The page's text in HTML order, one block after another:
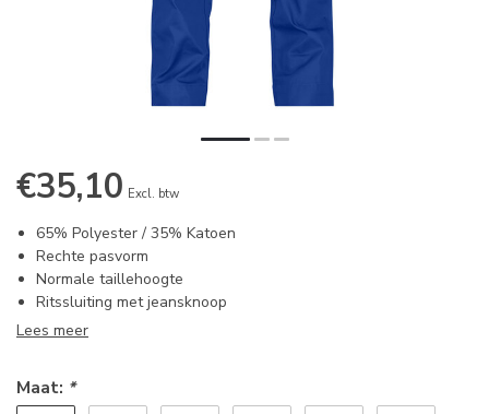
€35,10 Excl. btw
65% Polyester / 35% Katoen
Rechte pasvorm
Normale taillehoogte
Ritssluiting met jeansknoop
Lees meer
Maat: *